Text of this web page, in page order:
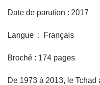
Date de parution : 2017
Langue ‏ : ‎ Français
Broché : 174 pages
De 1973 à 2013, le